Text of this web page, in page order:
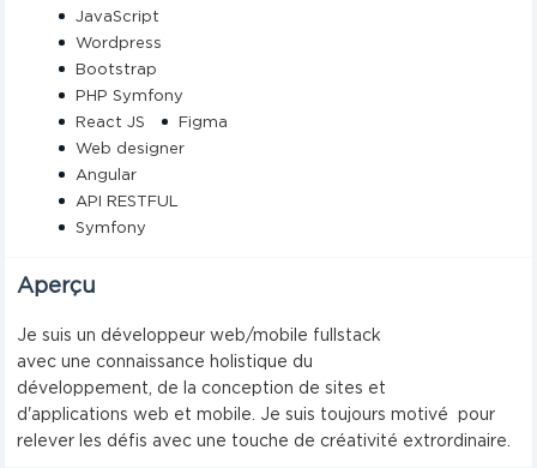
JavaScript
Wordpress
Bootstrap
PHP Symfony
React JS
Figma
Web designer
Angular
API RESTFUL
Symfony
Aperçu
Je suis un développeur web/mobile fullstack
avec une connaissance holistique du
développement, de la conception de sites et
d'applications web et mobile. Je suis toujours motivé pour
relever les défis avec une touche de créativité extrordinaire.